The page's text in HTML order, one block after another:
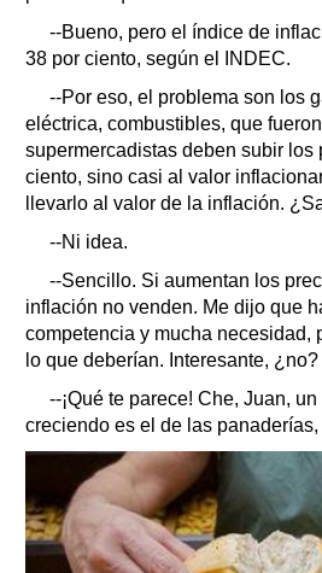
--Bueno, pero el índice de
38 por ciento, según el INDEC.
--Por eso, el problema son los
eléctrica, combustibles, que
supermercadistas deben subir los
ciento, sino casi al valor
llevarlo al valor de la inflación.
--Ni idea.
--Sencillo. Si aumentan los
inflación no venden. Me dijo que
competencia y mucha necesidad,
lo que deberían. Interesante, ¿no?
--¡Qué te parece! Che, Juan,
creciendo es el de las